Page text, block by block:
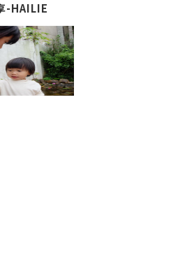
-HAILIE